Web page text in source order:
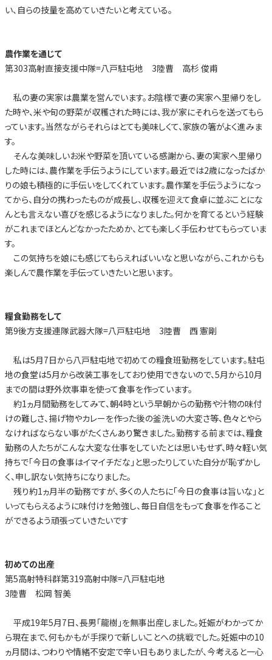
い、自らの技量を高めていきたいと考えている。
農作業を通じて
第303高射直接支援中隊=八戸駐屯地 3陸曹 高杉 俊甫
私の妻の実家は農業を営んでいます。お陰様で妻の実家へ里帰りをし
た時や、米や旬の野菜が収穫された時には、我が家にそれらを送ってもら
っています。当然ながらそれらはとても美味しくて、家族の箸がよく進みま
す。
そんな美味しいお米や野菜を頂いている感謝から、妻の実家へ里帰り
した時には、農作業を手伝うようにしています。最近では2歳になったばか
りの娘も積極的に手伝いをしてくれています。農作業を手伝うようになっ
てから、自分の携わったものが成長し、収穫を迎えて食卓に並ぶことにな
んとも言えない喜びを感じるようになりました。何かを育てるという経験
がこれまでほとんどなかったためか、とても楽しく手伝わせてもらっていま
す。
この気持ちを娘にも感じてもらえればいいなと思いながら、これからも
楽しんで農作業を手伝っていきたいと思います。
糧食勤務をして
第9後方支援連隊武器大隊=八戸駐屯地 3陸曹 西 憲剛
私は5月7日から八戸駐屯地で初めての糧食班勤務をしています。駐屯
地の食堂は5月から改装工事をしており使用できないので、5月から10月
までの間は野外炊事車を使って食事を作っています。
約1ヵ月間勤務をしてみて、朝4時という早朝からの勤務や汁物の味付
けの難しさ、揚げ物やカレーを作った後の釜洗いの大変さ等、色々とやら
なければならない事がたくさんあり驚きました。勤務する前までは、糧食
勤務の人たちがこんな大変な仕事をしていたとは思いもせず、時々軽い気
持ちで「今日の食事はイマイチだな」と思ったりしていた自分が恥ずかし
く、申し訳ない気持ちになりました。
残り約1ヵ月半の勤務ですが、多くの人たちに「今日の食事は旨いな」と
いってもらえるように味付けを勉強し、毎日自信をもって食事を作ること
ができるよう頑張っていきたいです
初めての出産
第5高射特科群第319高射中隊=八戸駐屯地
3陸曹 松岡 智美
平成19年5月7日、長男「龍樹」を無事出産しました。妊娠がわかってか
ら現在まで、何もかもが手探りで新しいことへの挑戦でした。妊娠中の10
ヵ月間は、つわりや情緒不安定で辛い日もありましたが、今考えると一心